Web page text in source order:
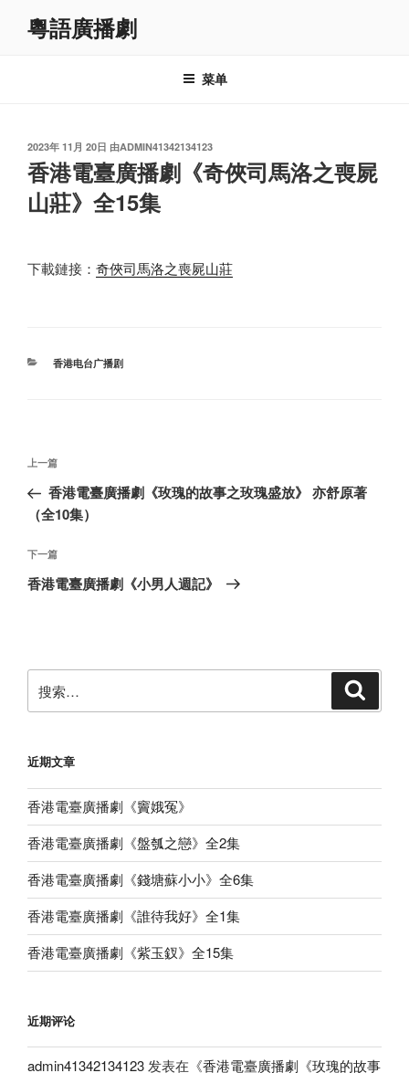
粵語廣播劇
菜单
发
布
于
2023年 11月 20日 由ADMIN41342134123
香港電臺廣播劇《奇俠司馬洛之喪屍
山莊》全15集
下載鏈接： 奇俠司馬洛之喪屍山莊
分
香港电台广播剧
文
导
航
上
一
篇
章
上一篇
香港電臺廣播劇《玫瑰的故事之玫瑰盛放》 亦舒原著
（全10集）
下
一
下一篇
香港電臺廣播劇《小男人週記》
索：
近期文章
香港電臺廣播劇《竇娥冤》
香港電臺廣播劇《盤瓠之戀》全2集
香港電臺廣播劇《錢塘蘇小小》全6集
香港電臺廣播劇《誰待我好》全1集
香港電臺廣播劇《紫玉釵》全15集
近期评论
admin41342134123 发表在《香港電臺廣播劇《玫瑰的故事